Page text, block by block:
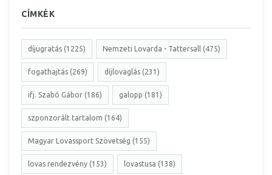
CÍMKÉK
díjugratás (1225) Nemzeti Lovarda - Tattersall (475)
fogathajtás (269) díjlovaglás (231)
ifj. Szabó Gábor (186) galopp (181)
szponzorált tartalom (164)
Magyar Lovassport Szövetség (155)
lovas rendezvény (153) lovastusa (138)